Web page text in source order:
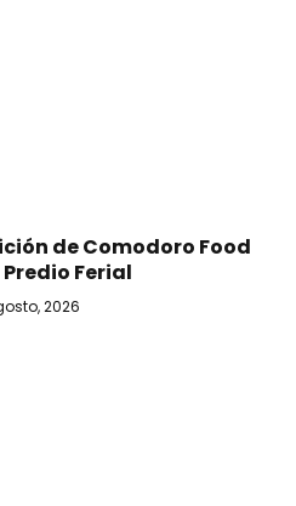
de Comodoro Food
Ferial
2026